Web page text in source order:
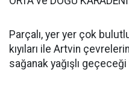
Parçalı, yer yer çok
kıyıları ile Artvin
sağanak yağışlı